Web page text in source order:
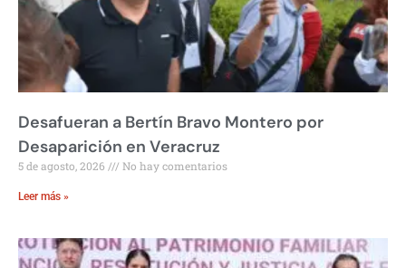
Desafueran a Bertín Bravo Montero por
Desaparición en Veracruz
5 de agosto, 2026 No hay comentarios
Leer más »